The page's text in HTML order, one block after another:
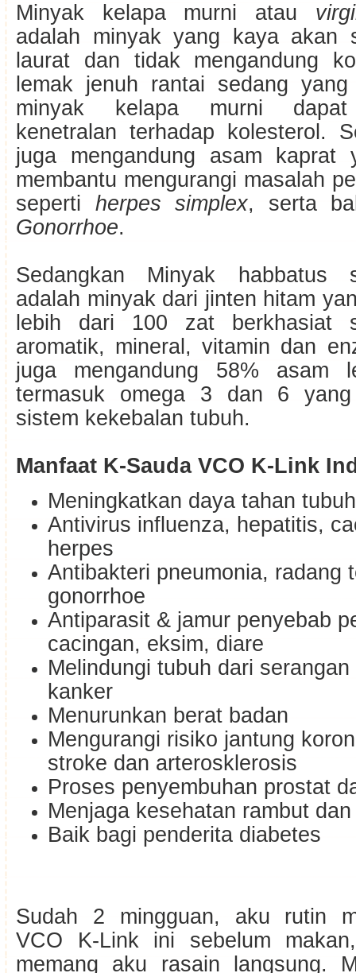
Minyak kelapa murni atau
adalah minyak yang kaya akan
laurat dan tidak mengandung
lemak jenuh rantai sedang
minyak kelapa murni dapat
kenetralan terhadap kolesterol.
juga mengandung asam kaprat
membantu mengurangi masalah
seperti herpes simplex, serta
Gonorrhoe.
Sedangkan Minyak habbatus
adalah minyak dari jinten hitam
lebih dari 100 zat berkhasiat
aromatik, mineral, vitamin dan
juga mengandung 58% asam
termasuk omega 3 dan 6 yang
sistem kekebalan tubuh.
Manfaat K-Sauda VCO K-Link
Meningkatkan daya tahan tubuh
Antivirus influenza, hepatitis,
herpes
Antibakteri pneumonia, radang
gonorrhoe
Antiparasit & jamur penyebab
cacingan, eksim, diare
Melindungi tubuh dari
kanker
Menurunkan berat badan
Mengurangi risiko jantung
stroke dan arterosklerosis
Proses penyembuhan prostat
Menjaga kesehatan rambut
Baik bagi penderita diabetes
Sudah 2 mingguan, aku rutin
VCO K-Link ini sebelum
memang aku rasain langsung.